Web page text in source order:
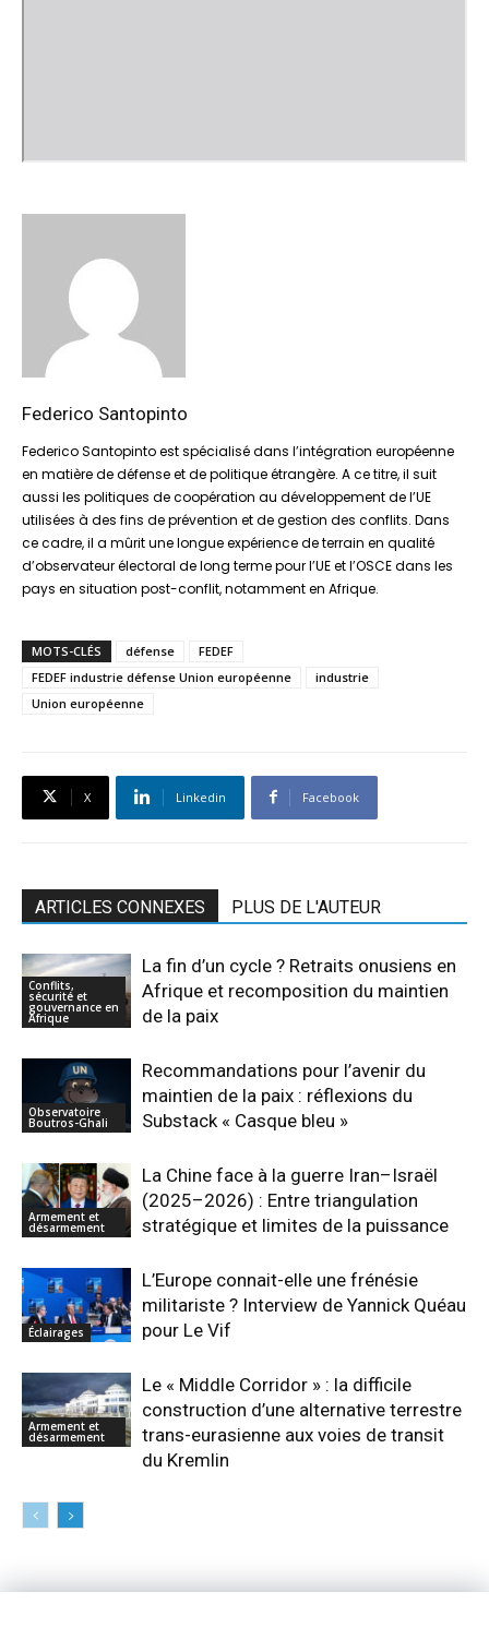
Federico Santopinto
Federico Santopinto est spécialisé dans l’intégration européenne
en matière de défense et de politique étrangère. A ce titre, il suit
aussi les politiques de coopération au développement de l’UE
utilisées à des fins de prévention et de gestion des conflits. Dans
ce cadre, il a mûrit une longue expérience de terrain en qualité
d’observateur électoral de long terme pour l’UE et l’OSCE dans les
pays en situation post-conflit, notamment en Afrique.
MOTS-CLÉS défense
FEDEF
FEDEF industrie défense Union européenne
industrie
Union européenne
X Linkedin Facebook
ARTICLES CONNEXES PLUS DE L'AUTEUR
Conflits,
sécurité et
gouvernance en
Afrique
La fin d’un cycle ? Retraits onusiens en
Afrique et recomposition du maintien
de la paix
Observatoire
Boutros-Ghali
Recommandations pour l’avenir du
maintien de la paix : réflexions du
Substack « Casque bleu »
Armement et
désarmement
La Chine face à la guerre Iran–Israël
(2025–2026) : Entre triangulation
stratégique et limites de la puissance
Éclairages
L’Europe connait-elle une frénésie
militariste ? Interview de Yannick Quéau
pour Le Vif
Armement et
désarmement
Le « Middle Corridor » : la difficile
construction d’une alternative terrestre
trans-eurasienne aux voies de transit
du Kremlin